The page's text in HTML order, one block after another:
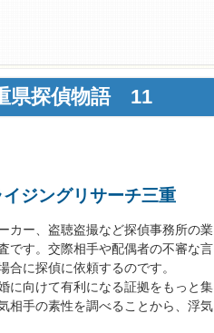
県探偵物語 11
ジングリサーチ三重
カー、盗聴盗撮など探偵事務所の業
です。交際相手や配偶者の不審な言
に探偵に依頼するのです。
に向けて有利になる証拠をもっと集
相手の素性を調べることから、浮気